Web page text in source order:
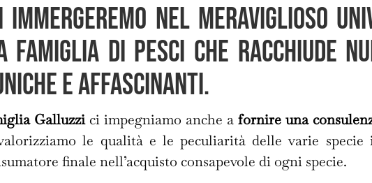
nel meraviglioso
famiglia di pesci che racchiude
e affascinanti.
Galluzzici impegniamo anche a fornire una
le qualità e le peculiarità delle varie
finale nell’acquisto consapevole di ogni specie.